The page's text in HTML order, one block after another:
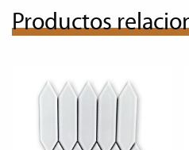
Productos